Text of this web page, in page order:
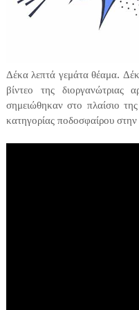
Δέκα λεπτά γεμάτα θέαμα.
βίντεο της
σημειώθηκαν στο πλαίσιο
κατηγορίας ποδοσφαίρου